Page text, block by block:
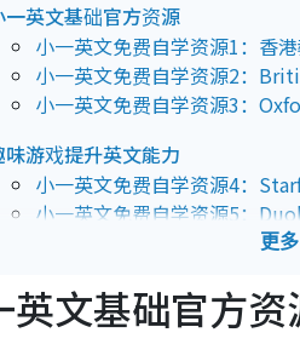
一英文基础官方资源
小一英文免费自学资源1：香
小一英文免费自学资源2：
小一英文免费自学资源3：
味游戏提升英文能力
小一英文免费自学资源4：
小一英文免费自学资源5：
小一英文免费自学资源6：
小贴士：怎样帮小朋友无痛衔接？
英文基础官方资